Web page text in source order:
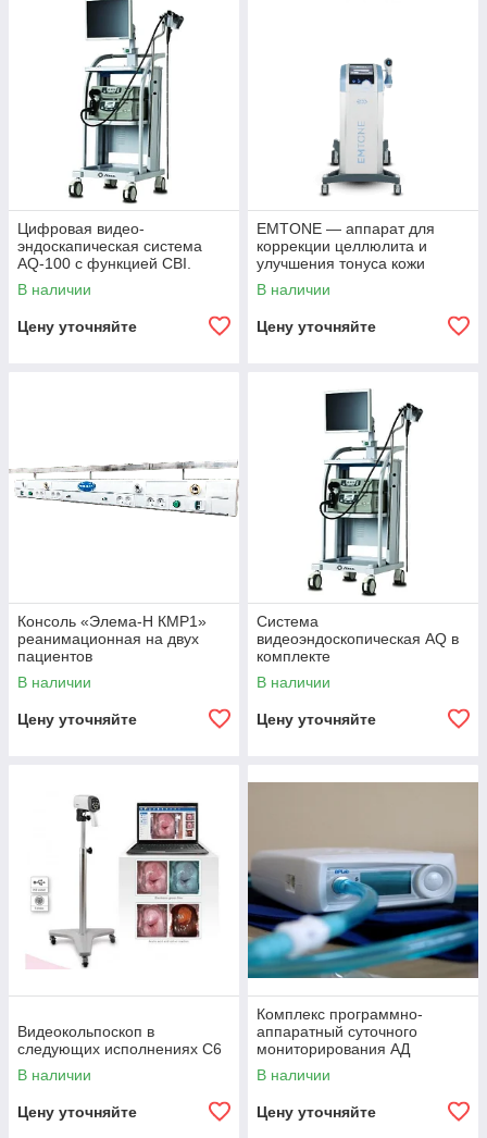
Цифровая видео-
эндоскапическая система
AQ-100 с функцией CBI.
В наличии
Цену уточняйте
EMTONE — аппарат для
коррекции целлюлита и
улучшения тонуса кожи
В наличии
Цену уточняйте
Консоль «Элема-Н КМР1»
реанимационная на двух
пациентов
В наличии
Цену уточняйте
Система
видеоэндоскопическая AQ в
комплекте
В наличии
Цену уточняйте
Видеокольпоскоп в
следующих исполнениях C6
В наличии
Цену уточняйте
Комплекс программно-
аппаратный суточного
мониторирования АД
«БиПиЛАБ»
В наличии
Цену уточняйте